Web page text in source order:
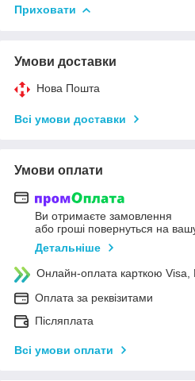
Приховати
Умови доставки
Нова Пошта
Всі умови доставки
Умови оплати
Ви отримаєте замовлення
або гроші повернуться на
Детальніше
Онлайн-оплата карткою
Оплата за реквізитами
Післяплата
Всі умови оплати